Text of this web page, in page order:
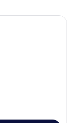
喫煙可 | WiFi (無料)